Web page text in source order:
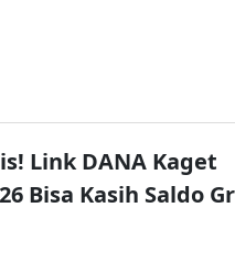
Link DANA Kaget
Bisa Kasih Saldo